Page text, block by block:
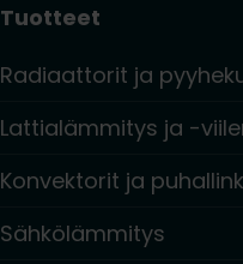
Tuotteet
Radiaattorit ja
Lattialämmitys ja -
Konvektorit ja
Sähkölämmitys